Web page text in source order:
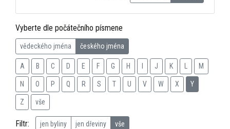
Vyberte dle počátečního písmene
vědeckého jména českého jména
A B C D E F G H J K M
N O P Q R S T U V W X Y
Z vše
Filtr: jen byliny jen dřeviny vše